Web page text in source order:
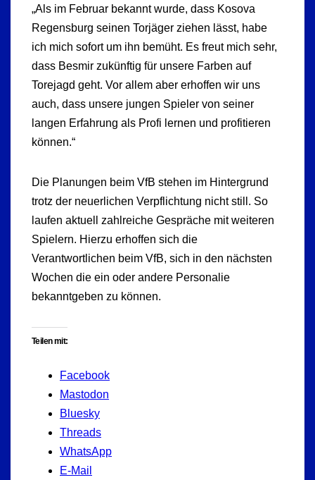
„Als im Februar bekannt wurde, dass Kosova
Regensburg seinen Torjäger ziehen lässt, habe
ich mich sofort um ihn bemüht. Es freut mich sehr,
dass Besmir zukünftig für unsere Farben auf
Torejagd geht. Vor allem aber erhoffen wir uns
auch, dass unsere jungen Spieler von seiner
langen Erfahrung als Profi lernen und profitieren
können.“
Die Planungen beim VfB stehen im Hintergrund
trotz der neuerlichen Verpflichtung nicht still. So
laufen aktuell zahlreiche Gespräche mit weiteren
Spielern. Hierzu erhoffen sich die
Verantwortlichen beim VfB, sich in den nächsten
Wochen die ein oder andere Personalie
bekanntgeben zu können.
Teilen mit:
Facebook
Mastodon
Bluesky
Threads
WhatsApp
E-Mail